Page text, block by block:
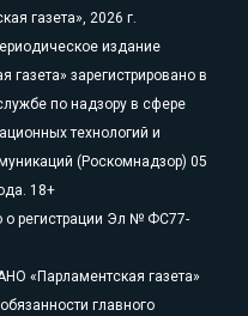
газета», 2026 г.
издание
газета» зарегистрировано в
по надзору в сфере
технологий и
(Роскомнадзор) 05
18+
о регистрации Эл № ФС77-
«Парламентская газета»
главного